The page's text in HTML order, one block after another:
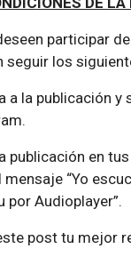
participar
seguir los
a la publicación y
publicación en
“Yo
por Audioplayer”.
post tu mejor